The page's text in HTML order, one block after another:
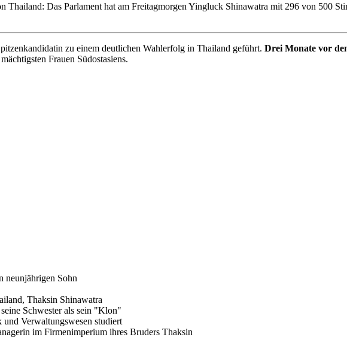
Thailand: Das Parlament hat am Freitagmorgen Yingluck Shinawatra mit 296 von 500
zu einem deutlichen Wahlerfolg in Thailand geführt. Drei Monate vor
Frauen Südostasiens.
neunjährigen Sohn
Thaksin Shinawatra
Schwester als sein "Klon"
Verwaltungswesen studiert
im Firmenimperium ihres Bruders Thaksin